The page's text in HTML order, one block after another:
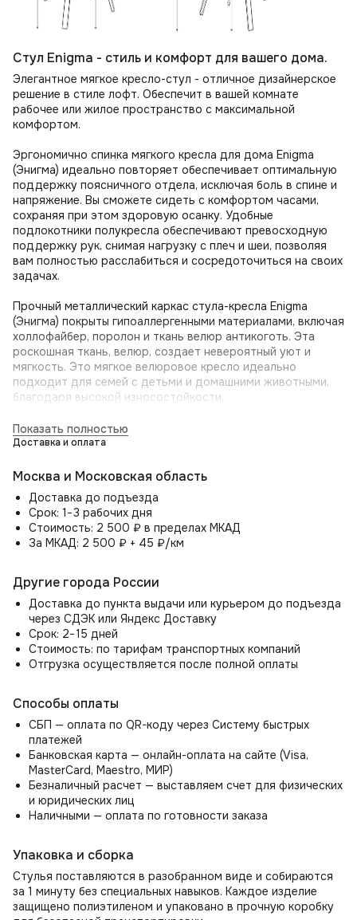
Стул Enigma - стиль и комфорт для вашего дома.
Элегантное мягкое кресло-стул - отличное дизайнерское
решение в стиле лофт. Обеспечит в вашей комнате
рабочее или жилое пространство с максимальной
комфортом.
Эргономично спинка мягкого кресла для дома Enigma
(Энигма) идеально повторяет обеспечивает оптимальную
поддержку поясничного отдела, исключая боль в спине и
напряжение. Вы сможете сидеть с комфортом часами,
сохраняя при этом здоровую осанку. Удобные
подлокотники полукресла обеспечивают превосходную
поддержку рук, снимая нагрузку с плеч и шеи, позволяя
вам полностью расслабиться и сосредоточиться на своих
задачах.
Прочный металлический каркас стула-кресла Enigma
(Энигма) покрыты гипоаллергенными материалами, включая
холлофайбер, поролон и ткань велюр антикоготь. Эта
роскошная ткань, велюр, создает невероятный уют и
мягкость. Это мягкое велюровое кресло идеально
подходит для семей с детьми и домашними животными,
благодаря высокой износостойкости.
Кресло-стул для дома Enigma (Энигма) обладает
вращающимся механизмом, который позволяет свободно
поворотный механизм делает его идеальным выбором для
библиотеке, где вам может потребоваться быстро и легко
изменить направление взгляда или общаться с людьми в
разных частях комнаты.
Ткань обладает высоким уровнем износостойкости и
легко очищается, просто протрите его влажными
салфетками, а сильные загрязнения удалите мыльным
раствором.
Идеальны как стулья кухонные, обеденные, барные,
косметические, будуарные, стулья для ресторана, для
кухни, как мягкие стулья. Так же можно использовать
как стул обеденный, офисный, барный, косметический,
прикроватный, будуарный, полубарный стул.
Куда бы Вы не поставили наш обеденный стул на кухню,
в гостиную, в спальню, в зал, в прихожую, в коридор, в
ванную, в спальную или детскую комнату - он будет
тем предметом интерьера, который все преобразит.
Комфортное полукресло для дома, квартиры, офиса,
без чехлов на ножках, так же в нашем магазине имеется
данная модель с белыми ножками и черными.
Ножки - прочный металл не гнутся не деформируются.
Показать полностью
Доставка и оплата
Москва и Московская область
Доставка до подъезда
Срок: 1−3 рабочих дня
Стоимость: 2 500 ₽ в пределах МКАД
За МКАД: 2 500 ₽ + 45 ₽/км
Другие города России
Доставка до пункта выдачи или курьером до подъезда
через СДЭК или Яндекс Доставку
Срок: 2−15 дней
Стоимость: по тарифам транспортных компаний
Отгрузка осуществляется после полной оплаты
Способы оплаты
СБП — оплата по QR-коду через Систему быстрых
платежей
Банковская карта — онлайн-оплата на сайте (Visa,
MasterCard, Maestro, МИР)
Безналичный расчет — выставляем счет для физических
и юридических лиц
Наличными — оплата по готовности заказа
Упаковка и сборка
Стулья поставляются в разобранном виде и собираются
за 1 минуту без специальных навыков. Каждое изделие
защищено полиэтиленом и упаковано в прочную коробку